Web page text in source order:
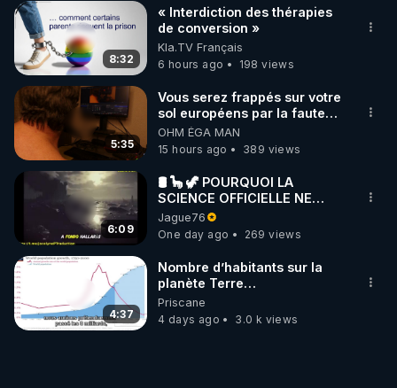
8:32
« Interdiction des thérapies
de conversion »
Kla.TV Français
6 hours ago
198 views
5:35
Vous serez frappés sur votre
sol européens par la faute
des dirigeants qui s'en
mettent dans le nez
OHM ÉGA MAN
15 hours ago
389 views
6:09
🛢 🦕 🦖 POURQUOI LA
SCIENCE OFFICIELLE NE
CONNAÎT-ELLE PAS LA VRAIE
ORIGINE DU PÉTROLE ?
Jague76
One day ago
269 views
4:37
Nombre d’habitants sur la
planète Terre…
Priscane
4 days ago
3.0 k views